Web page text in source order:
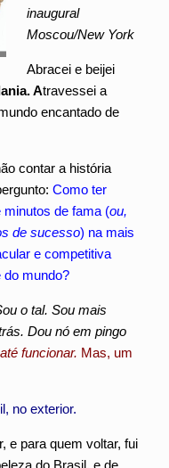
inaugural
Moscou/New York
Abracei e beijei
Atravessei a
encantado de
contar a história
Como ter
minutos de fama (ou,
de sucesso) na mais
e competitiva
do mundo?
o tal. Sou mais
Dou nó em pingo
funcionar. Mas, um
no exterior.
e para quem voltar, fui
do Brasil, e de